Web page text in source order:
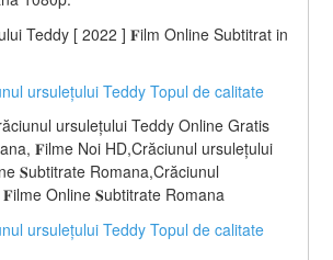
Teddy [ 2022 ] 𝐅ilm Online Subtitrat in
ursulețului Teddy Topul de calitate
ursulețului Teddy Online Gratis
𝐅ilme Noi HD,Crăciunul ursulețului
𝐒ubtitrate Romana,Crăciunul
Online 𝐒ubtitrate Romana
ursulețului Teddy Topul de calitate